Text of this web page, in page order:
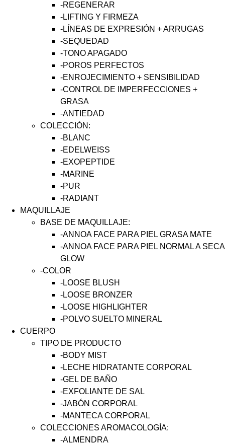
-REGENERAR
-LIFTING Y FIRMEZA
-LÍNEAS DE EXPRESIÓN + ARRUGAS
-SEQUEDAD
-TONO APAGADO
-POROS PERFECTOS
-ENROJECIMIENTO + SENSIBILIDAD
-CONTROL DE IMPERFECCIONES +
GRASA
-ANTIEDAD
COLECCIÓN:
-BLANC
-EDELWEISS
-EXOPEPTIDE
-MARINE
-PUR
-RADIANT
MAQUILLAJE
BASE DE MAQUILLAJE:
-ANNOA FACE PARA PIEL GRASA MATE
-ANNOA FACE PARA PIEL NORMAL A SECA
GLOW
-COLOR
-LOOSE BLUSH
-LOOSE BRONZER
-LOOSE HIGHLIGHTER
-POLVO SUELTO MINERAL
CUERPO
TIPO DE PRODUCTO
-BODY MIST
-LECHE HIDRATANTE CORPORAL
-GEL DE BAÑO
-EXFOLIANTE DE SAL
-JABÓN CORPORAL
-MANTECA CORPORAL
COLECCIONES AROMACOLOGÍA:
-ALMENDRA